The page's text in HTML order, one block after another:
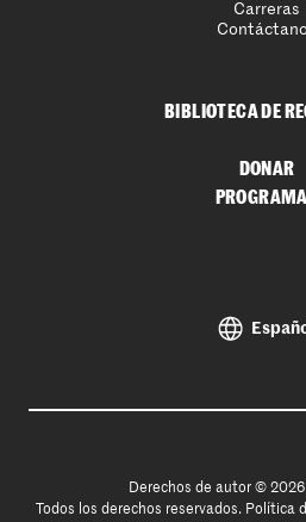
Carreras
BIBLIOTECA DE
DONAR
Derechos de autor © 2026
Todos los derechos reservados. Política